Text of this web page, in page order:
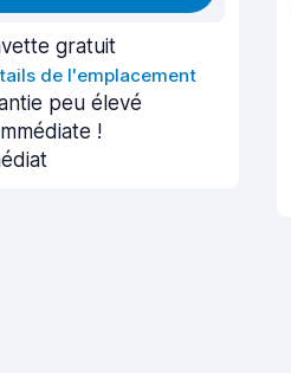
gratuit
de l'emplacement
peu élevé
!